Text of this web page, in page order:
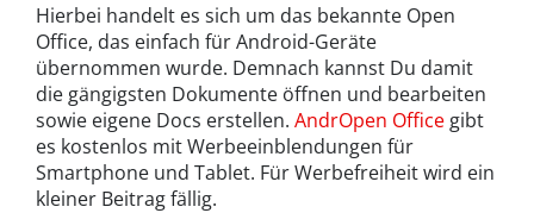
Hierbei handelt es sich um das bekannte Open
Office, das einfach für Android-Geräte
übernommen wurde. Demnach kannst Du damit
die gängigsten Dokumente öffnen und bearbeiten
sowie eigene Docs erstellen. AndrOpen Office gibt
es kostenlos mit Werbeeinblendungen für
Smartphone und Tablet. Für Werbefreiheit wird ein
kleiner Beitrag fällig.